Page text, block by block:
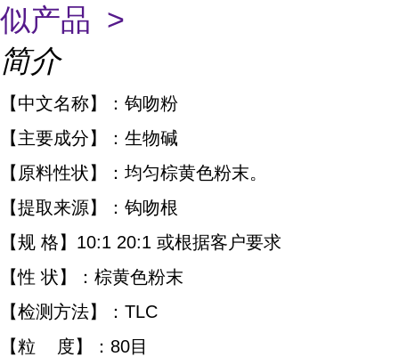
似产品 >
简介
【中文名称】：钩吻粉
【主要成分】：生物碱
【原料性状】：均匀棕黄色粉末。
【提取来源】：钩吻根
【规 格】10:1 20:1 或根据客户要求
【性 状】：棕黄色粉末
【检测方法】：TLC
【粒 度】：80目